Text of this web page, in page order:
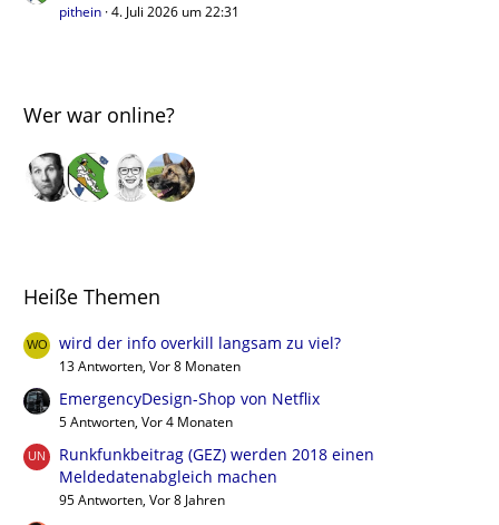
pithein 4. Juli 2026 um 22:31
Wer war online?
Heiße Themen
wird der info overkill langsam zu viel?
13 Antworten, Vor 8 Monaten
EmergencyDesign-Shop von Netflix
5 Antworten, Vor 4 Monaten
Runkfunkbeitrag (GEZ) werden 2018 einen
Meldedatenabgleich machen
95 Antworten, Vor 8 Jahren